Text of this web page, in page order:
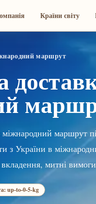
Країни світу
маршрут
маршрут
з України в
митні
up-to-0-5-kg